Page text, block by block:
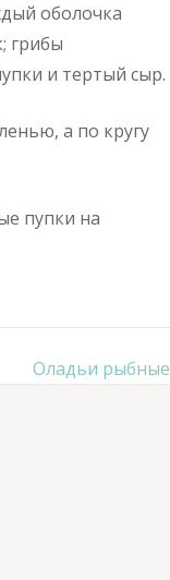
оболочка
грибы
и тертый сыр.
а по кругу
пупки на
Оладьи рыбные